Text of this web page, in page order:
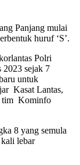
Panjang mulai
huruf ‘S’.
Polri
sejak 7
untuk
Kasat Lantas,
tim Kominfo
8 yang semula
lebar